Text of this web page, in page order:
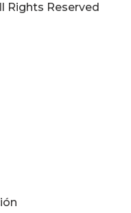
Rights Reserved